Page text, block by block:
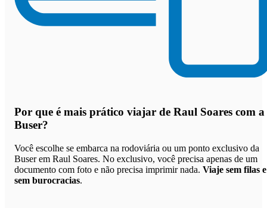
Por que é mais prático viajar de Raul Soares com a
Buser?
Você escolhe se embarca na rodoviária ou um ponto exclusivo da
Buser em Raul Soares. No exclusivo, você precisa apenas de um
documento com foto e não precisa imprimir nada. Viaje sem filas e
sem burocracias.